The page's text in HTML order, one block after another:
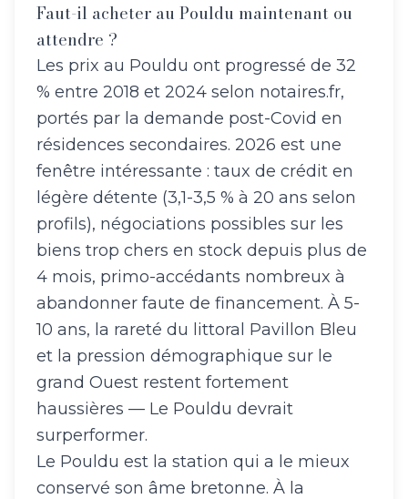
Faut-il acheter au Pouldu maintenant ou
attendre ?
Les prix au Pouldu ont progressé de 32
% entre 2018 et 2024 selon notaires.fr,
portés par la demande post-Covid en
résidences secondaires. 2026 est une
fenêtre intéressante : taux de crédit en
légère détente (3,1-3,5 % à 20 ans selon
profils), négociations possibles sur les
biens trop chers en stock depuis plus de
4 mois, primo-accédants nombreux à
abandonner faute de financement. À 5-
10 ans, la rareté du littoral Pavillon Bleu
et la pression démographique sur le
grand Ouest restent fortement
haussières — Le Pouldu devrait
surperformer.
Le Pouldu est la station qui a le mieux
conservé son âme bretonne. À la